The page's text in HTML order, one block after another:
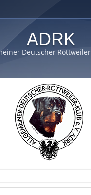
ADRK
Deutscher